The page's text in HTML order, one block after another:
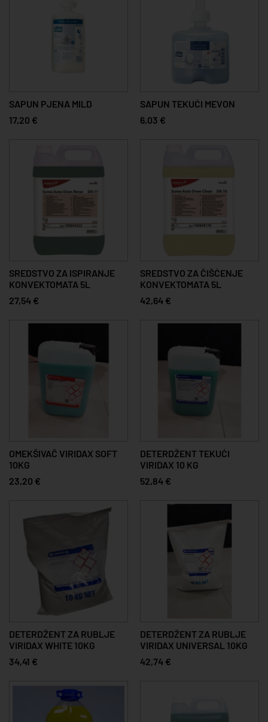
SAPUN PJENA MILD
17,20 €
SAPUN TEKUĆI MEVON
6,03 €
SREDSTVO ZA ISPIRANJE
KONVEKTOMATA 5L
27,54 €
SREDSTVO ZA ČIŠĆENJE
KONVEKTOMATA 5L
42,64 €
OMEKŠIVAČ VIRIDAX SOFT
10KG
23,20 €
DETERDŽENT TEKUĆI
VIRIDAX 10 KG
52,84 €
DETERDŽENT ZA RUBLJE
VIRIDAX WHITE 10KG
34,41 €
DETERDŽENT ZA RUBLJE
VIRIDAX UNIVERSAL 10KG
42,74 €